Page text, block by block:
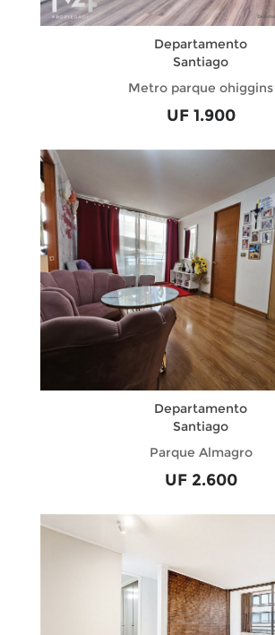
Departamento
Santiago
Metro parque ohiggins
UF 1.900
Departamento
Santiago
Parque Almagro
UF 2.600